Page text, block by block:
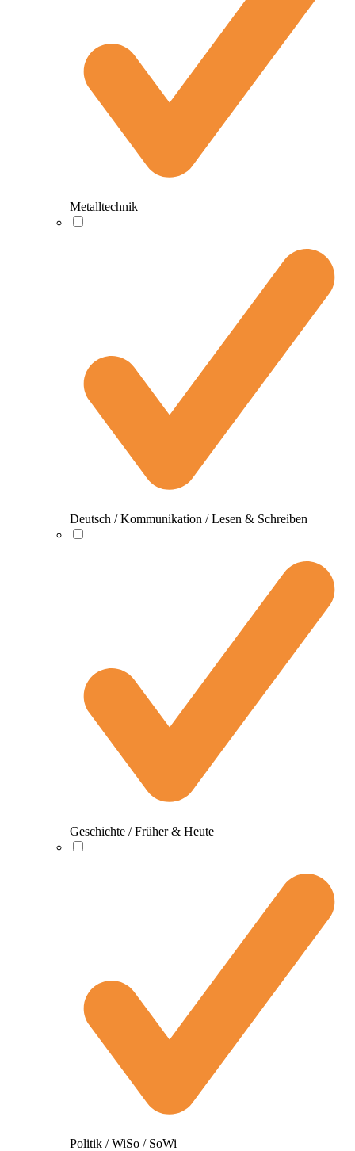
Metalltechnik
Deutsch / Kommunikation / Lesen & Schreiben
Geschichte / Früher & Heute
Politik / WiSo / SoWi